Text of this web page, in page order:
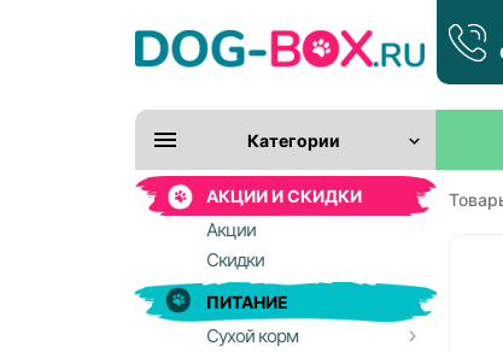
Категории
АКЦИИ И СКИДКИ
Акции
Скидки
ПИТАНИЕ
Сухой корм